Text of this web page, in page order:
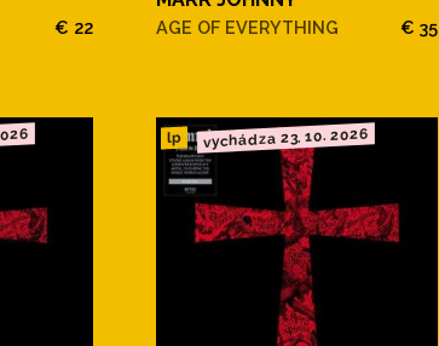
€ 22 AGE OF EVERYTHING € 35
lp vychádza 23. 10. 2026